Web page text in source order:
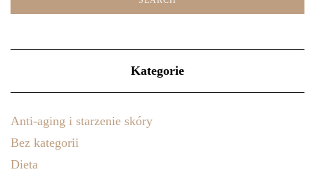
Kategorie
Anti-aging i starzenie skóry
Bez kategorii
Dieta